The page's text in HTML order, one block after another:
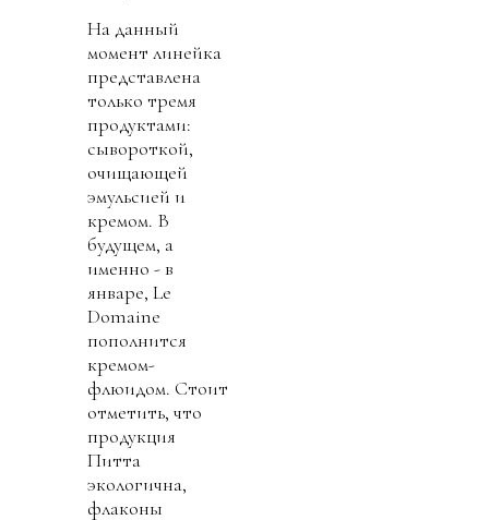
На данный
момент линейка
представлена
только тремя
продуктами:
сывороткой,
очищающей
эмульсией и
кремом. В
будущем, а
именно - в
январе, Le
Domaine
пополнится
кремом-
флюидом. Стоит
отметить, что
продукция
Питта
экологична,
флаконы